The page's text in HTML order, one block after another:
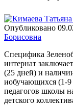
Опубликовано
Борисовна
Специфика
интернат
(25 дней) и
иобучающихся (1-9
педагогов школы
детского